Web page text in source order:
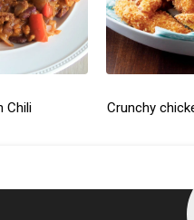
Chili Crunchy